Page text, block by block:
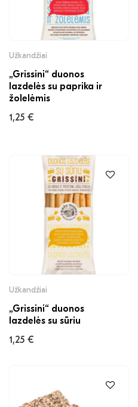
Užkandžiai
„Grissini“ duonos
lazdelės su paprika ir
žolelėmis
1,25 €
Užkandžiai
„Grissini“ duonos
lazdelės su sūriu
1,25 €